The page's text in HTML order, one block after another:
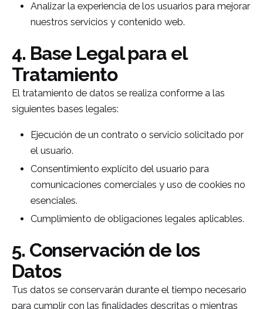
Analizar la experiencia de los usuarios para mejorar
nuestros servicios y contenido web.
4. Base Legal para el
Tratamiento
El tratamiento de datos se realiza conforme a las
siguientes bases legales:
Ejecución de un contrato o servicio solicitado por
el usuario.
Consentimiento explícito del usuario para
comunicaciones comerciales y uso de cookies no
esenciales.
Cumplimiento de obligaciones legales aplicables.
5. Conservación de los
Datos
Tus datos se conservarán durante el tiempo necesario
para cumplir con las finalidades descritas o mientras